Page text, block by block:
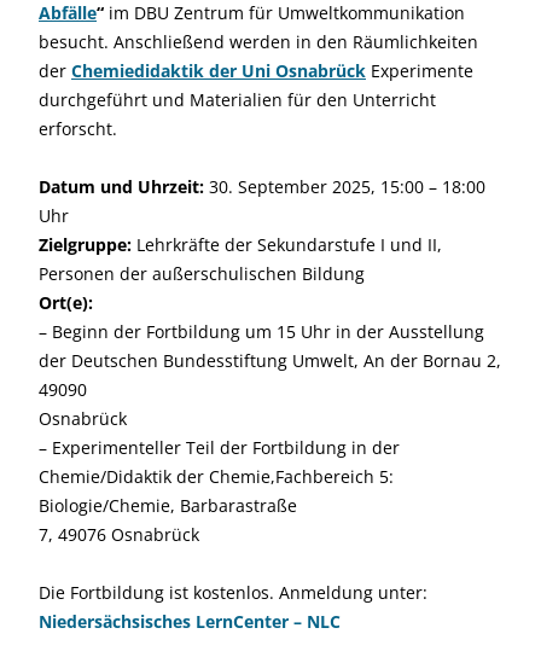
Abfälle“ im DBU Zentrum für Umweltkommunikation
besucht. Anschließend werden in den Räumlichkeiten
der Chemiedidaktik der Uni Osnabrück Experimente
durchgeführt und Materialien für den Unterricht
erforscht.
Datum und Uhrzeit: 30. September 2025, 15:00 – 18:00
Uhr
Zielgruppe: Lehrkräfte der Sekundarstufe I und II,
Personen der außerschulischen Bildung
Ort(e):
– Beginn der Fortbildung um 15 Uhr in der Ausstellung
der Deutschen Bundesstiftung Umwelt, An der Bornau 2,
49090
Osnabrück
– Experimenteller Teil der Fortbildung in der
Chemie/Didaktik der Chemie,Fachbereich 5:
Biologie/Chemie, Barbarastraße
7, 49076 Osnabrück
Die Fortbildung ist kostenlos. Anmeldung unter:
Niedersächsisches LernCenter – NLC